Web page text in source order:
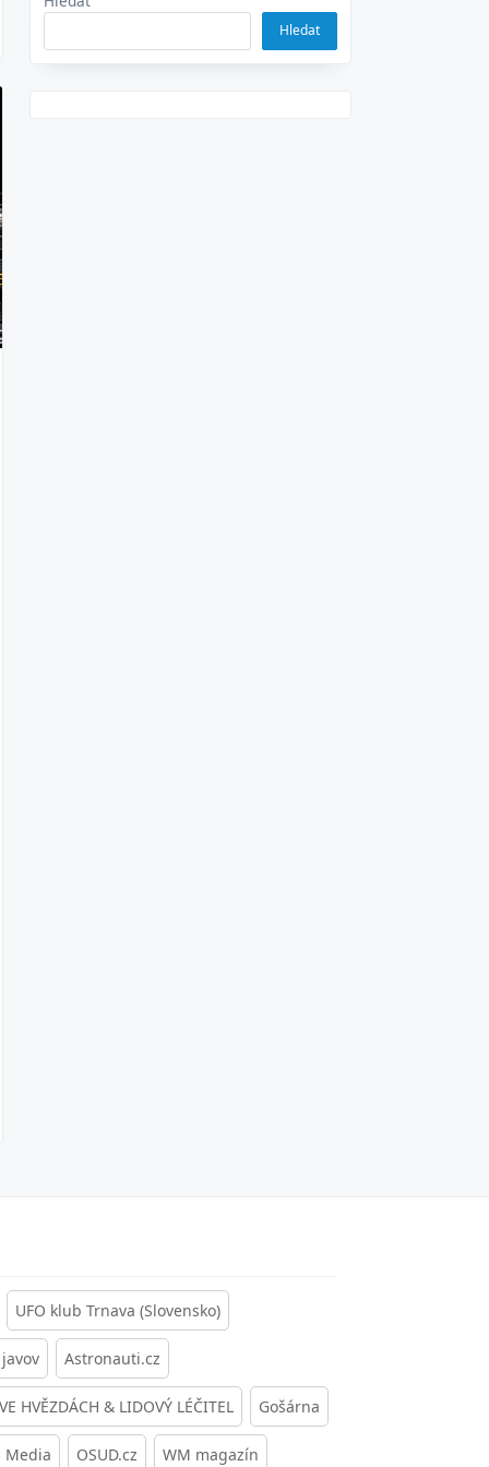
Hledat
UFO klub Trnava (Slovensko)
Astronauti.cz
HVĚZDÁCH & LIDOVÝ LÉČITEL Gošárna
Media OSUD.cz WM magazín